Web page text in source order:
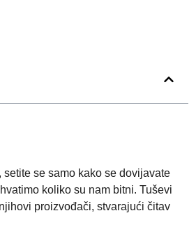
se samo kako se dovijavate
koliko su nam bitni. Tuševi
proizvođači, stvarajući čitav